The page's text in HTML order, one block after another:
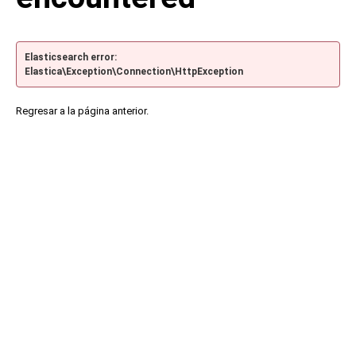
Elasticsearch error:
Elastica\Exception\Connection\HttpException
Regresar a la página anterior.